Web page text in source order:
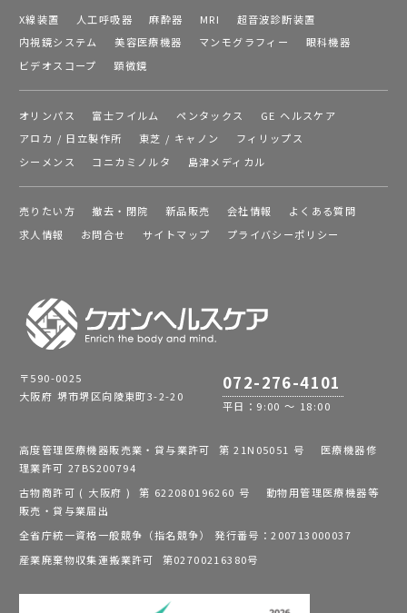
X線装置 人工呼吸器 麻酔器 MRI
超音波診断装置
内視鏡システム
美容医療機器 マンモグラフィー
眼科機器
ビデオスコープ
顕微鏡
オリンパス 富士フイルム ペンタックス
GE ヘルスケア
アロカ / 日立製作所
東芝 / キャノン
フィリップス
シーメンス
コニカミノルタ 島津メディカル
売りたい方 撤去・閉院 新品販売 会社情報
よくある質問
求人情報
お問合せ サイトマップ プライバシーポリシー
〒590-0025
大阪府 堺市堺区向陵東町3-2-20
072-276-4101
平日：9:00 ～ 18:00
高度管理医療機器販売業・貸与業許可 第 21N05051 号 医療機器修
理業許可 27BS200794
古物商許可 ( 大阪府 ) 第 622080196260 号 動物用管理医療機器等
販売・貸与業届出
全省庁統一資格一般競争（指名競争） 発行番号：200713000037
産業廃棄物収集運搬業許可 第02700216380号